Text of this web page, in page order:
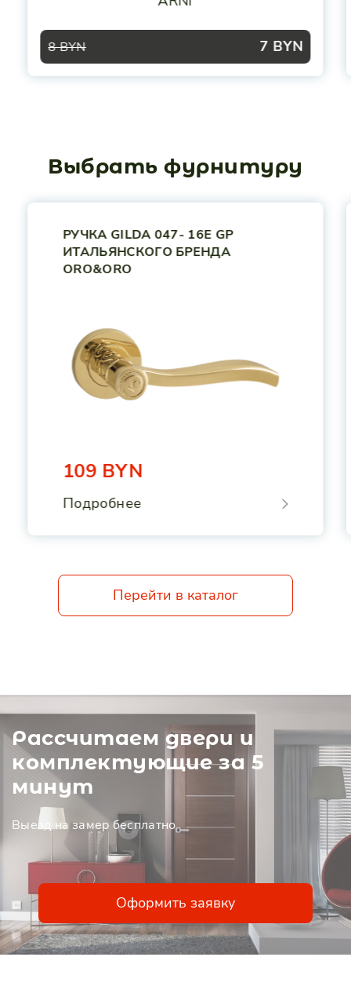
8 BYN 7 BYN
Выбрать фурнитуру
РУЧКА GILDA 047- 16E GP
ИТАЛЬЯНСКОГО БРЕНДА
ORO&ORO
109 BYN
Подробнее
Перейти в каталог
Рассчитаем двери и
комплектующие за 5
минут
Выезд нa замер бесплатно
Оформить заявку